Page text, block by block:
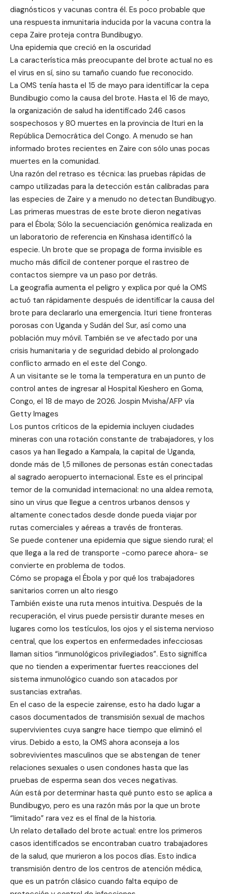
diagnósticos y vacunas contra él. Es poco probable que
una respuesta inmunitaria inducida por la vacuna contra la
cepa Zaire proteja contra Bundibugyo.
Una epidemia que creció en la oscuridad
La característica más preocupante del brote actual no es
el virus en sí, sino su tamaño cuando fue reconocido.
La OMS tenía hasta el 15 de mayo para identificar la cepa
Bundibugio como la causa del brote. Hasta el 16 de mayo,
la organización de salud ha identificado 246 casos
sospechosos y 80 muertes en la provincia de Ituri en la
República Democrática del Congo. A menudo se han
informado brotes recientes en Zaire con sólo unas pocas
muertes en la comunidad.
Una razón del retraso es técnica: las pruebas rápidas de
campo utilizadas para la detección están calibradas para
las especies de Zaire y a menudo no detectan Bundibugyo.
Las primeras muestras de este brote dieron negativas
para el Ébola; Sólo la secuenciación genómica realizada en
un laboratorio de referencia en Kinshasa identificó la
especie. Un brote que se propaga de forma invisible es
mucho más difícil de contener porque el rastreo de
contactos siempre va un paso por detrás.
La geografía aumenta el peligro y explica por qué la OMS
actuó tan rápidamente después de identificar la causa del
brote para declararlo una emergencia. Ituri tiene fronteras
porosas con Uganda y Sudán del Sur, así como una
población muy móvil. También se ve afectado por una
crisis humanitaria y de seguridad debido al prolongado
conflicto armado en el este del Congo.
A un visitante se le toma la temperatura en un punto de
control antes de ingresar al Hospital Kieshero en Goma,
Congo, el 18 de mayo de 2026. Jospin Mvisha/AFP vía
Getty Images
Los puntos críticos de la epidemia incluyen ciudades
mineras con una rotación constante de trabajadores, y los
casos ya han llegado a Kampala, la capital de Uganda,
donde más de 1,5 millones de personas están conectadas
al sagrado aeropuerto internacional. Este es el principal
temor de la comunidad internacional: no una aldea remota,
sino un virus que llegue a centros urbanos densos y
altamente conectados desde donde pueda viajar por
rutas comerciales y aéreas a través de fronteras.
Se puede contener una epidemia que sigue siendo rural; el
que llega a la red de transporte -como parece ahora- se
convierte en problema de todos.
Cómo se propaga el Ébola y por qué los trabajadores
sanitarios corren un alto riesgo
También existe una ruta menos intuitiva. Después de la
recuperación, el virus puede persistir durante meses en
lugares como los testículos, los ojos y el sistema nervioso
central, que los expertos en enfermedades infecciosas
llaman sitios “inmunológicos privilegiados”. Esto significa
que no tienden a experimentar fuertes reacciones del
sistema inmunológico cuando son atacados por
sustancias extrañas.
En el caso de la especie zairense, esto ha dado lugar a
casos documentados de transmisión sexual de machos
supervivientes cuya sangre hace tiempo que eliminó el
virus. Debido a esto, la OMS ahora aconseja a los
sobrevivientes masculinos que se abstengan de tener
relaciones sexuales o usen condones hasta que las
pruebas de esperma sean dos veces negativas.
Aún está por determinar hasta qué punto esto se aplica a
Bundibugyo, pero es una razón más por la que un brote
“limitado” rara vez es el final de la historia.
Un relato detallado del brote actual: entre los primeros
casos identificados se encontraban cuatro trabajadores
de la salud, que murieron a los pocos días. Esto indica
transmisión dentro de los centros de atención médica,
que es un patrón clásico cuando falta equipo de